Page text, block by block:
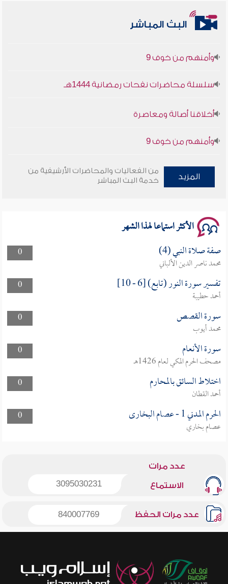
البث المباشر
أخلاقنا أصالة ومعاصرة
وأمنهم من خوف 9
سلسلة محاضرات نفحات رمضانية 1444هـ
أخلاقنا أصالة ومعاصرة
وأمنهم من خوف 9
سلسلة محاضرات نفحات رمضانية 1444هـ
المزيد
من الفعاليات والمحاضرات الأرشيفية من
خدمة البث المباشر
الأكثر استماعا لهذا الشهر
0 صفة صلاة النبي (4)
محمد ناصر الدين الألباني
0
تفسير سورة النور (تابع) [6 - 10]
أحمد حطيبة
0
سورة القصص
محمد أيوب
0
سورة الأنعام
مصحف الحرم المكي لعام 1426هـ
0
اختلاط السائق بالمحارم
أحمد القطان
0
الحرم المدني 1 - عصام البخارى
عصام بخاري
عدد مرات
الاستماع 3095030231
عدد مرات الحفظ 840007769